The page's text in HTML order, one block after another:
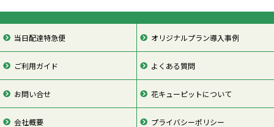
当日配達特急便 オリジナルプラン導入事例
ご利用ガイド よくある質問
お問い合せ 花キューピットについて
会社概要 プライバシーポリシー